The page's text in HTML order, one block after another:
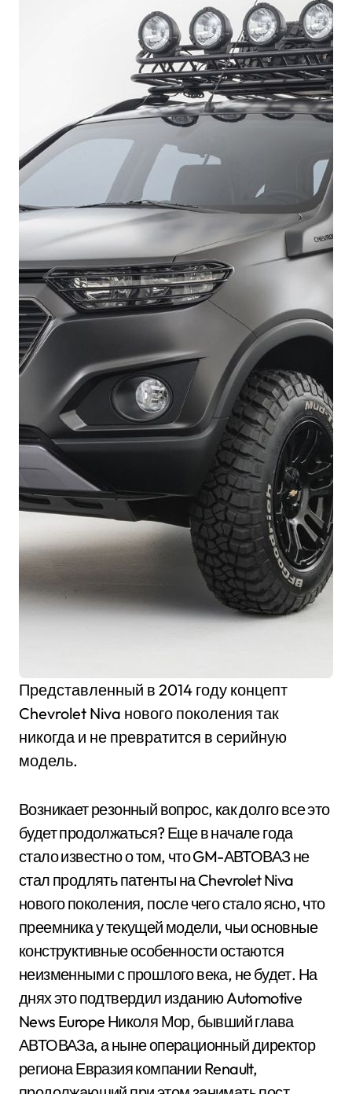
Представленный в 2014 году концепт
Chevrolet Niva нового поколения так
никогда и не превратится в серийную
модель.
Возникает резонный вопрос, как долго все это
будет продолжаться? Еще в начале года
стало известно о том, что GM-АВТОВАЗ не
стал продлять патенты на Chevrolet Niva
нового поколения, после чего стало ясно, что
преемника у текущей модели, чьи основные
конструктивные особенности остаются
неизменными с прошлого века, не будет. На
днях это подтвердил изданию Automotive
News Europe Николя Мор, бывший глава
АВТОВАЗа, а ныне операционный директор
региона Евразия компании Renault,